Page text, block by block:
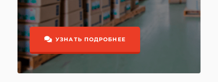
УЗНАТЬ ПОДРОБНЕЕ